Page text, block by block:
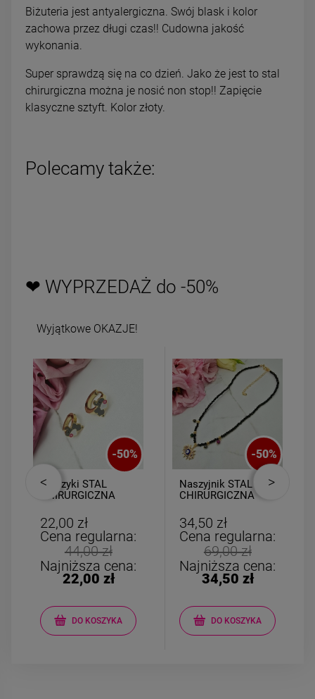
Biżuteria jest antyalergiczna. Swój blask i kolor
zachowa przez długi czas!! Cudowna jakość
wykonania.
Super sprawdzą się na co dzień. Jako że jest to stal
chirurgiczna można je nosić non stop!! Zapięcie
klasyczne sztyft. Kolor złoty.
Polecamy także:
❤ WYPRZEDAŻ do -50%
Wyjątkowe OKAZJE!
-50%
Kolczyki STAL
CHIRURGICZNA
biały
22,00 zł
Cena regularna:
44,00 zł
Najniższa cena:
22,00 zł
DO KOSZYKA
-50%
Naszyjnik STAL
CHIRURGICZNA
medalion oko
34,50 zł
Cena regularna:
69,00 zł
Najniższa cena:
34,50 zł
DO KOSZYKA